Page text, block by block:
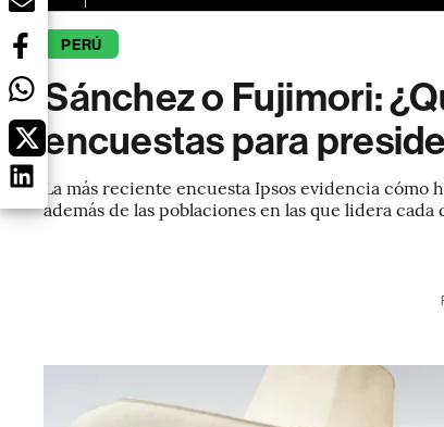
PERÚ
Sánchez o Fujimori:
encuestas para
La más reciente encuesta Ipsos evidencia
además de las poblaciones en las que lidera cada